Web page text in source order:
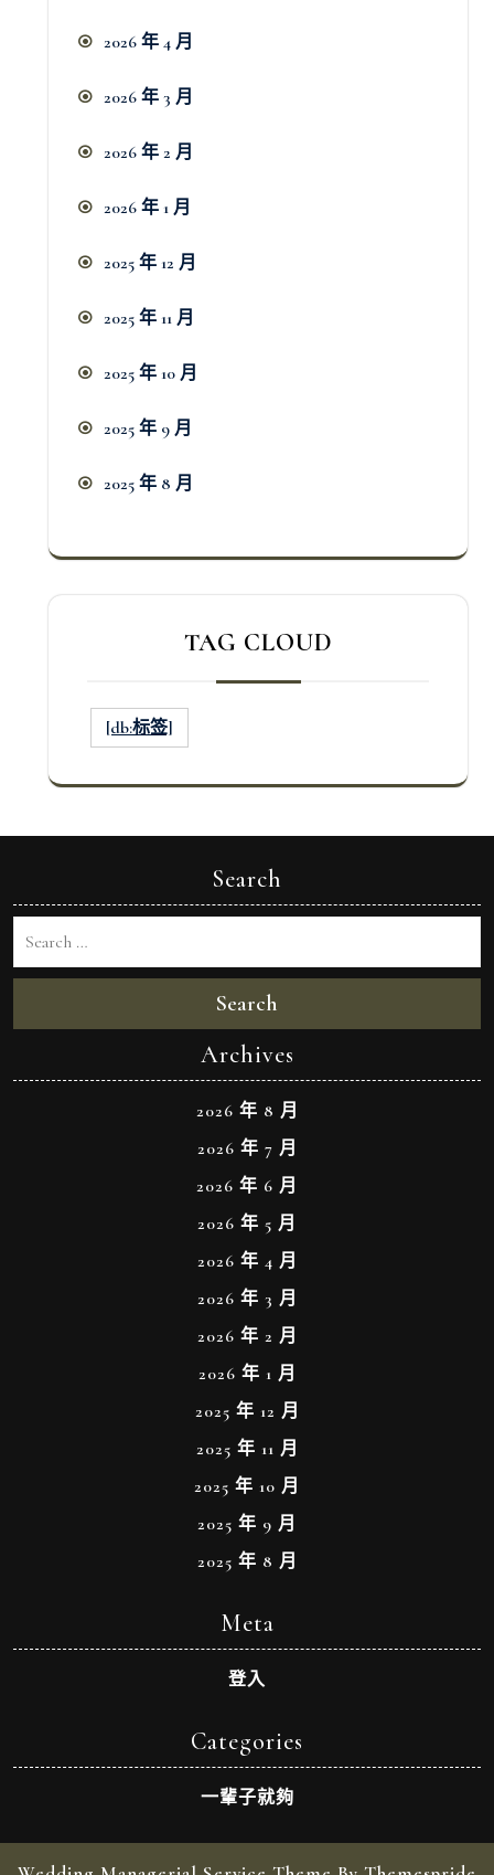
2026 年 4 月
2026 年 3 月
2026 年 2 月
2026 年 1 月
2025 年 12 月
2025 年 11 月
2025 年 10 月
2025 年 9 月
2025 年 8 月
TAG CLOUD
[db:标签]
Search
Search
Archives
2026 年 8 月
2026 年 7 月
2026 年 6 月
2026 年 5 月
2026 年 4 月
2026 年 3 月
2026 年 2 月
2026 年 1 月
2025 年 12 月
2025 年 11 月
2025 年 10 月
2025 年 9 月
2025 年 8 月
Meta
登入
Categories
一輩子就夠